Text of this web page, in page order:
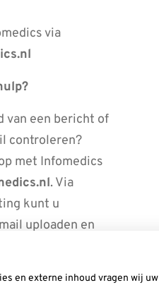
via
van een bericht of
controleren?
met Infomedics
. Via
kunt u
uploaden en
zorgen we ervoor
en externe inhoud vragen wij